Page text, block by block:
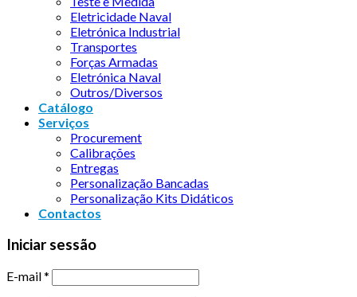
Eletricidade Naval
Eletrónica Industrial
Transportes
Forças Armadas
Eletrónica Naval
Outros/Diversos
Catálogo
Serviços
Procurement
Calibrações
Entregas
Personalização Bancadas
Personalização Kits Didáticos
Contactos
Iniciar sessão
E-mail*